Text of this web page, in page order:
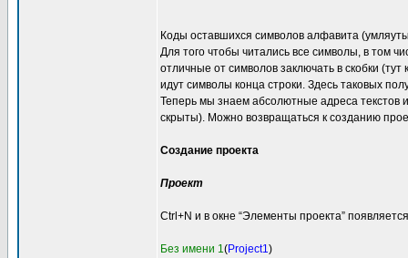
Коды оставшихся символов алфавита
Для того чтобы читались все символы, в том
отличные от символов заключать в скобки
идут символы конца строки. Здесь таковых
Теперь мы знаем абсолютные адреса текстов
скрыты). Можно возвращаться к созданию
Создание проекта
Проект
Ctrl+N и в окне “Элементы проекта”
Без имени 1(Project1)